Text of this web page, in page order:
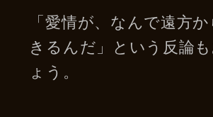
「愛情が、なんで遠方
きるんだ」という反論
ょう。